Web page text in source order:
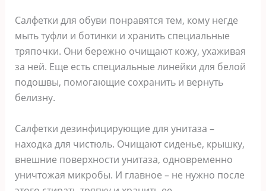
Салфетки для обуви понравятся тем, кому негде
мыть туфли и ботинки и хранить специальные
тряпочки. Они бережно очищают кожу, ухаживая
за ней. Еще есть специальные линейки для белой
подошвы, помогающие сохранить и вернуть
белизну.
Салфетки дезинфицирующие для унитаза –
находка для чистюль. Очищают сиденье, крышку,
внешние поверхности унитаза, одновременно
уничтожая микробы. И главное – не нужно после